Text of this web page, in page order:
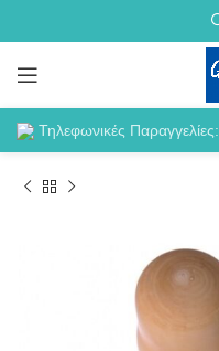
Τηλεφωνικές Παραγγελίες: